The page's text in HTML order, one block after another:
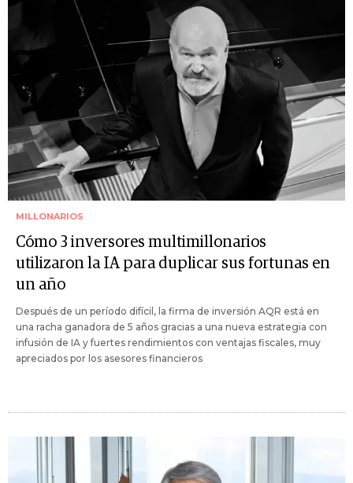
MILLONARIOS
Cómo 3 inversores multimillonarios
utilizaron la IA para duplicar sus fortunas en
un año
Después de un período difícil, la firma de inversión AQR está en
una racha ganadora de 5 años gracias a una nueva estrategia con
infusión de IA y fuertes rendimientos con ventajas fiscales, muy
apreciados por los asesores financieros